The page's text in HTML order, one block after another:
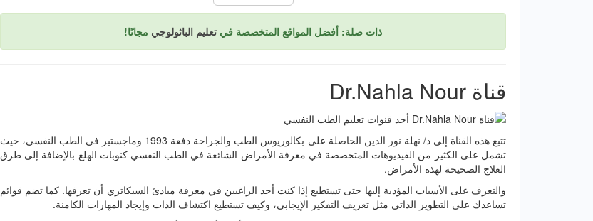
ذات صلة: أفضل المواقع المتخصصة في تعليم الباثولوجي مجانًا!
قناة Dr.Nahla Nour
تتبع هذه القناة إلى د/ نهلة نور الدين الحاصلة على بكالوريوس الطب والجراحة دفعة 1993 وماجستير في الطب النفسي، حيث
تشمل على الكثير من الفيديوهات المتخصصة في معرفة الأمراض الشائعة في الطب النفسي كنوبات الهلع بالإضافة إلى طرق
العلاج الصحيحة لهذه الأمراض.
والتعرف على الأسباب المؤدية إليها حتى تستطيع إذا كنت أحد الراغبين في معرفة مبادئ السيكاتري أن تعرفها. كما تضم قوائم
تساعدك على التطوير الذاتي مثل تعريف التفكير الإيجابي، وكيف تستطيع اكتشاف الذات وإيجاد المهارات الكامنة.